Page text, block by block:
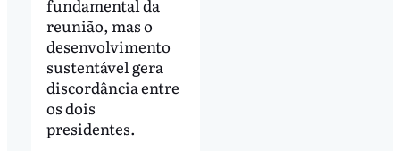
fundamental da
reunião, mas o
desenvolvimento
sustentável gera
discordância entre
os dois
presidentes.